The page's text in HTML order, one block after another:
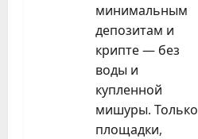
минимальным
депозитам и
крипте — без
воды и
купленной
мишуры. Только
площадки,